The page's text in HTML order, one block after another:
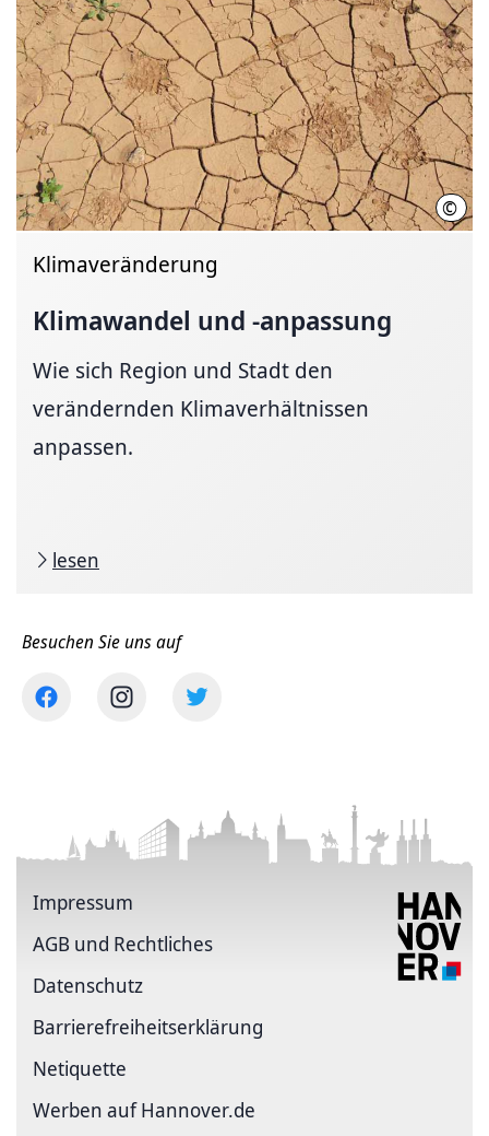
© LHH
Klimaveränderung
Klimawandel und -anpassung
Wie sich Region und Stadt den
verändernden Klimaverhältnissen
anpassen.
lesen
Besuchen Sie uns auf
Impressum
AGB und Rechtliches
Datenschutz
Barriere­freiheits­erklärung
Netiquette
Werben auf Hannover.de